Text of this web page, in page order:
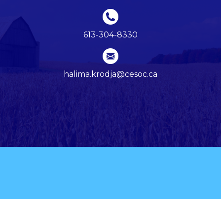
613-304-8330
halima.krodja@cesoc.ca